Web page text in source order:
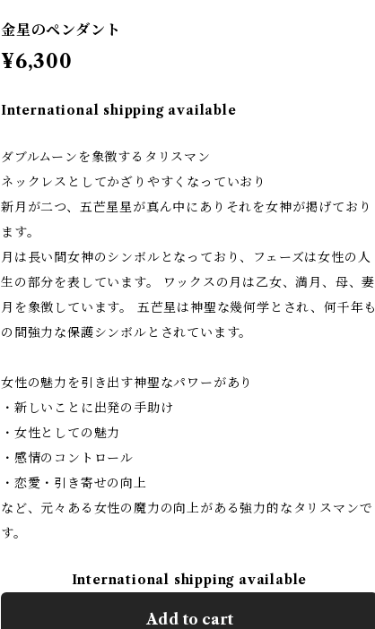
金星のペンダント
¥6,300
International shipping available
ダブルムーンを象徴するタリスマン
ネックレスとしてかざりやすくなっていおり
新月が二つ、五芒星星が真ん中にありそれを女神が掲げており
ます。
月は長い間女神のシンボルとなっており、フェーズは女性の人
生の部分を表しています。 ワックスの月は乙女、満月、母、妻
月を象徴しています。 五芒星は神聖な幾何学とされ、何千年も
の間強力な保護シンボルとされています。
女性の魅力を引き出す神聖なパワーがあり
・新しいことに出発の手助け
・女性としての魅力
・感情のコントロール
・恋愛・引き寄せの向上
など、元々ある女性の魔力の向上がある強力的なタリスマンで
す。
International shipping available
Add to cart